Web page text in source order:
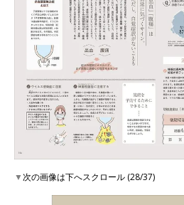
▼次の画像は下へスクロール (28/37)